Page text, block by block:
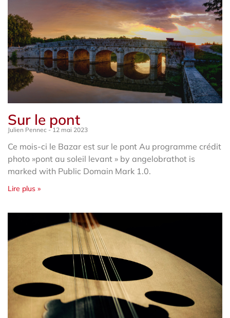
Sur le pont
Julien Pennec 12 mai 2023
Ce mois-ci le Bazar est sur le pont Au programme crédit
photo »pont au soleil levant » by angelobrathot is
marked with Public Domain Mark 1.0.
Lire plus »